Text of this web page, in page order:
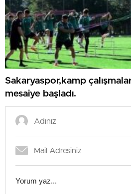
Sakaryaspor,kamp
mesaiye başladı.